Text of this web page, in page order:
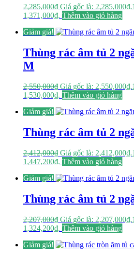
2,285,000₫ Giá gốc là: 2,285,000₫.
1,371,000₫. Thêm vào giỏ hàng
Giảm giá!
Thùng rác âm tủ 2
M
2,550,000₫ Giá gốc là: 2,550,000₫.
1,530,000₫. Thêm vào giỏ hàng
Giảm giá!
Thùng rác âm tủ 2
2,412,000₫ Giá gốc là: 2,412,000₫.
1,447,200₫. Thêm vào giỏ hàng
Giảm giá!
Thùng rác âm tủ 2
2,207,000₫ Giá gốc là: 2,207,000₫.
1,324,200₫. Thêm vào giỏ hàng
Giảm giá!